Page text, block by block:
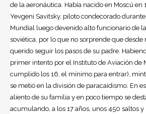
de la aeronáutica. Había nacido en Moscú en
Yevgeni Savitsky, piloto condecorado
Mundial luego devenido alto funcionario de
soviética, por lo que no sorprende que
querido seguir los pasos de su padre.
primer intento por el Instituto de Aviación de
cumplido los 16, el mínimo para entrar),
se metió en la división de paracaidismo. En
aliento de su familia y en poco tiempo se
acumulando, a los 17 años, unos 450 saltos